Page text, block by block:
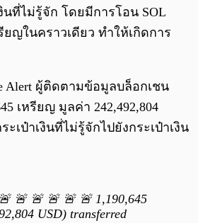
นที่ไม่รู้จัก โดยมีการโอน SOL
ยญในคราวเดียว ทำให้เกิดการ
Alert ผู้ติดตามข้อมูลบล็อกเชน
เหรียญ มูลค่า 242,492,804
เป๋าเงินที่ไม่รู้จักไปยังกระเป๋าเงิน
🚨 🚨 🚨 🚨 🚨 1,190,645
USD) transferred